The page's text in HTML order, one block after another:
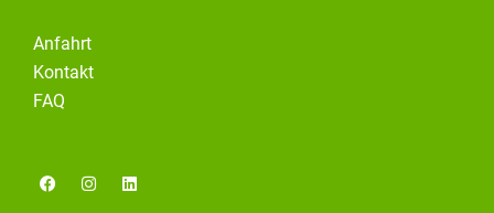
Anfahrt
Kontakt
FAQ
F
a
I
n
L
i